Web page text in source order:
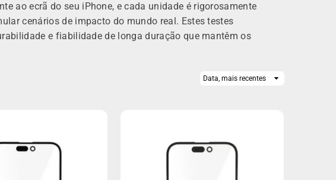
ao ecrã do seu iPhone, e cada unidade é rigorosamente
cenários de impacto do mundo real. Estes testes
e fiabilidade de longa duração que mantêm os
Ordenar